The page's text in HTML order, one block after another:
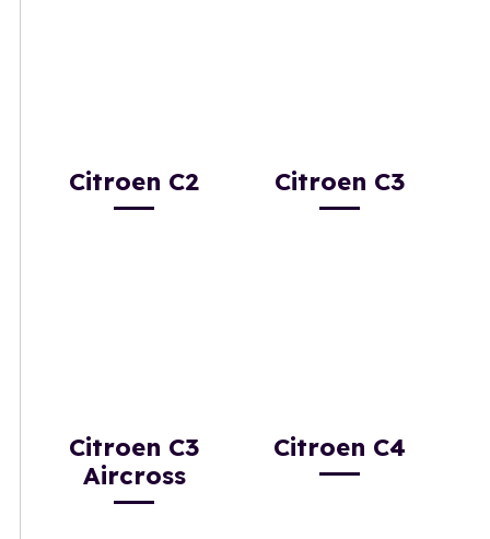
Citroen C2 Citroen C3
Citroen C3
Aircross
Citroen C4